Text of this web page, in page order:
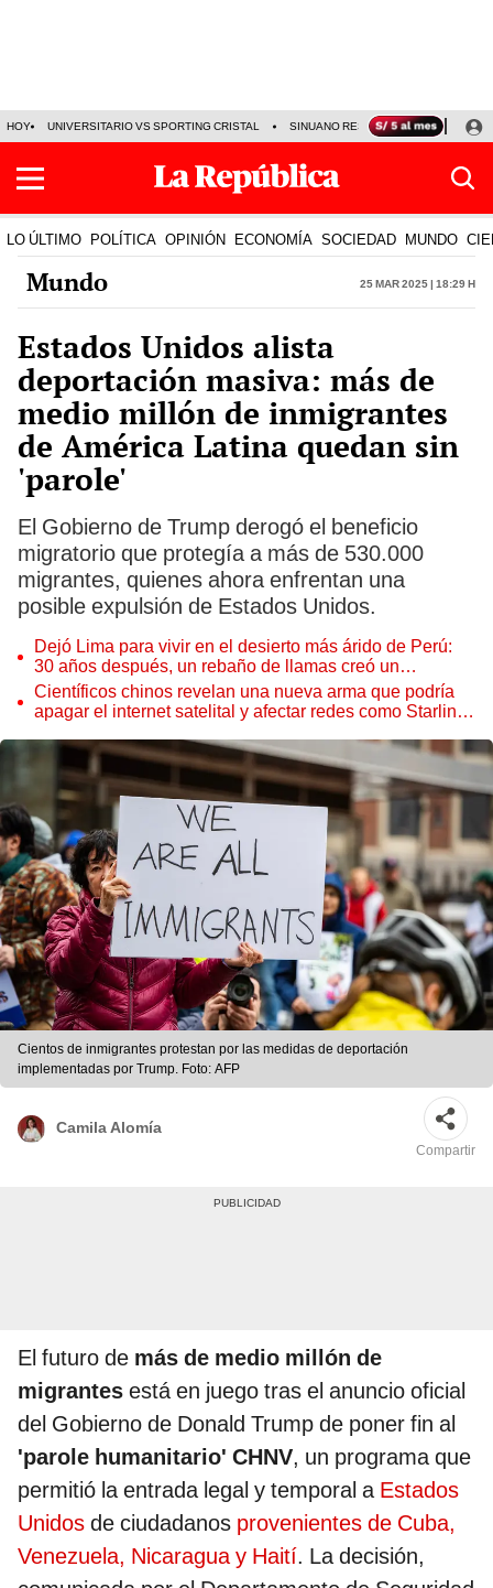
HOY UNIVERSITARIO VS SPORTING CRISTAL SINUANO RESULTADOS HOY
LO ÚLTIMO POLÍTICA OPINIÓN ECONOMÍA SOCIEDAD MUNDO
Mundo 25 Mar 2025 | 18:29 h
Estados Unidos alista
deportación masiva: más de
medio millón de inmigrantes
de América Latina quedan sin
'parole'
El Gobierno de Trump derogó el beneficio
migratorio que protegía a más de 530.000
migrantes, quienes ahora enfrentan una
posible expulsión de Estados Unidos.
Dejó Lima para vivir en el desierto más árido de Perú:
30 años después, un rebaño de llamas creó un
sorprendente ecosistema
Científicos chinos revelan una nueva arma que podría
apagar el internet satelital y afectar redes como Starlink
Cientos de inmigrantes protestan por las medidas de deportación
implementadas por Trump. Foto: AFP
Camila Alomía
Compartir
El futuro de más de medio millón de
migrantes está en juego tras el anuncio oficial
del Gobierno de Donald Trump de poner fin al
'parole humanitario' CHNV, un programa que
permitió la entrada legal y temporal a Estados
Unidos de ciudadanos provenientes de Cuba,
Venezuela, Nicaragua y Haití. La decisión,